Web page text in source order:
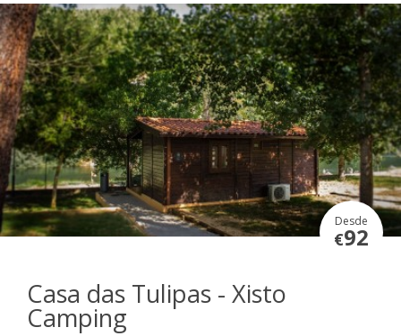
Desde
€92
Casa das Tulipas - Xisto
Camping